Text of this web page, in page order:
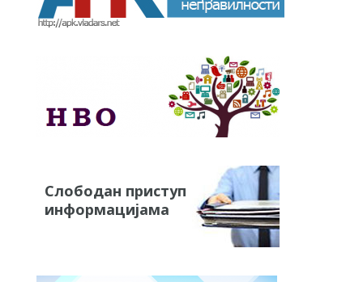
Слободан приступ
информацијама